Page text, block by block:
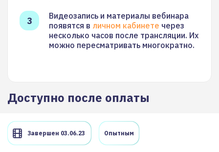
Видеозапись и материалы вебинара
появятся в личном кабинете через
несколько часов после трансляции. Их
можно пересматривать многократно.
Доступно после оплаты
Завершен 03.06.23 Опытным